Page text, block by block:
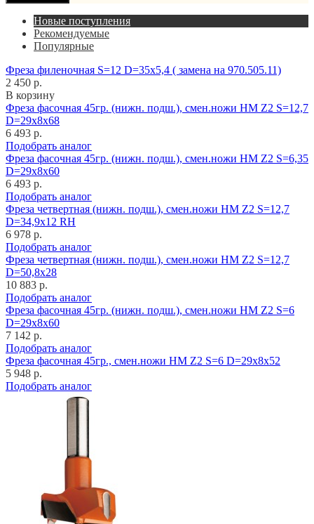
Новые поступления
Рекомендуемые
Популярные
Фреза филеночная S=12 D=35x5,4 ( замена на 970.505.11)
2 450 р.
В корзину
Фреза фасочная 45гр. (нижн. подш.), смен.ножи HM Z2 S=12,7
D=29x8x68
6 493 р.
Подобрать аналог
Фреза фасочная 45гр. (нижн. подш.), смен.ножи HM Z2 S=6,35
D=29x8x60
6 493 р.
Подобрать аналог
Фреза четвертная (нижн. подш.), смен.ножи HM Z2 S=12,7
D=34,9x12 RH
6 978 р.
Подобрать аналог
Фреза четвертная (нижн. подш.), смен.ножи HM Z2 S=12,7
D=50,8x28
10 883 р.
Подобрать аналог
Фреза фасочная 45гр. (нижн. подш.), смен.ножи HM Z2 S=6
D=29x8x60
7 142 р.
Подобрать аналог
Фреза фасочная 45гр., смен.ножи HM Z2 S=6 D=29x8x52
5 948 р.
Подобрать аналог